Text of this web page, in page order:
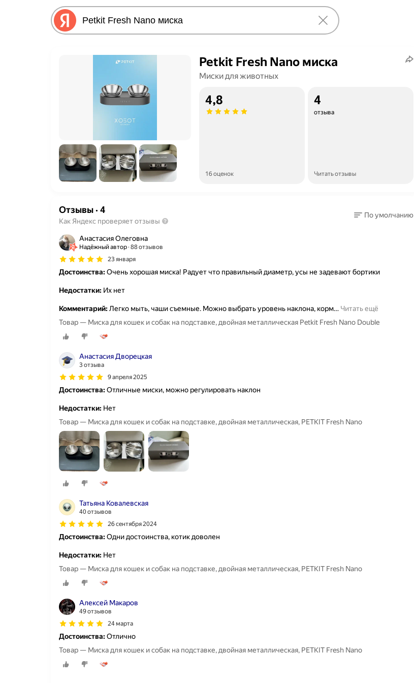
Petkit Fresh Nano миска
Миски для животных
4,8
16 оценок
4
отзыва
Читать отзывы
Отзывы· 4
Как Яндекс проверяет отзывы
По умолчанию
Анастасия Олеговна
Надёжный автор 88 отзывов
23 января
Достоинства:Очень хорошая миска! Радует что правильный диаметр, усы не задевают бортики
Недостатки: Их нет
Комментарий:Легко мыть, чаши съемные. Можно выбрать уровень наклона, корм… Читать ещё
Товар — Миска для кошек и собак на подставке, двойная металлическая Petkit Fresh Nano Double
Анастасия Дворецкая
3 отзыва
9 апреля 2025
Достоинства:Отличные миски, можно регулировать наклон
Недостатки: Нет
Товар — Миска для кошек и собак на подставке, двойная металлическая, PETKIT Fresh Nano
Татьяна Ковалевская
40 отзывов
26 сентября 2024
Достоинства:Одни достоинства, котик доволен
Недостатки: Нет
Товар — Миска для кошек и собак на подставке, двойная металлическая, PETKIT Fresh Nano
Алексей Макаров
49 отзывов
24 марта
Достоинства:Отлично
Товар — Миска для кошек и собак на подставке, двойная металлическая, PETKIT Fresh Nano